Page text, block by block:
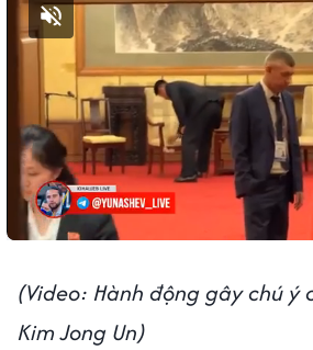
Bật tiếng
(Video: Hành động gây chú ý
Kim Jong Un)